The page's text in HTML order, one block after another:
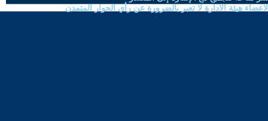
هيئة الادارة لا تعبر بالضرورة عن رأي الحوار المتمدن